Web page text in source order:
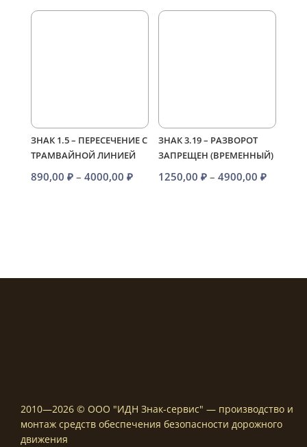
ЗНАК 1.5 – ПЕРЕСЕЧЕНИЕ С
ТРАМВАЙНОЙ ЛИНИЕЙ
890,00 ₽ – 4000,00 ₽Диапазон
ЗНАК 3.19 – РАЗВОРОТ
ЗАПРЕЩЕН (ВРЕМЕННЫЙ)
1250,00₽ – 4900,00₽
2010—2026 © ООО "ИДН Знак-сервис" — производство и
монтаж средств обеспечения безопасности дорожного
движения